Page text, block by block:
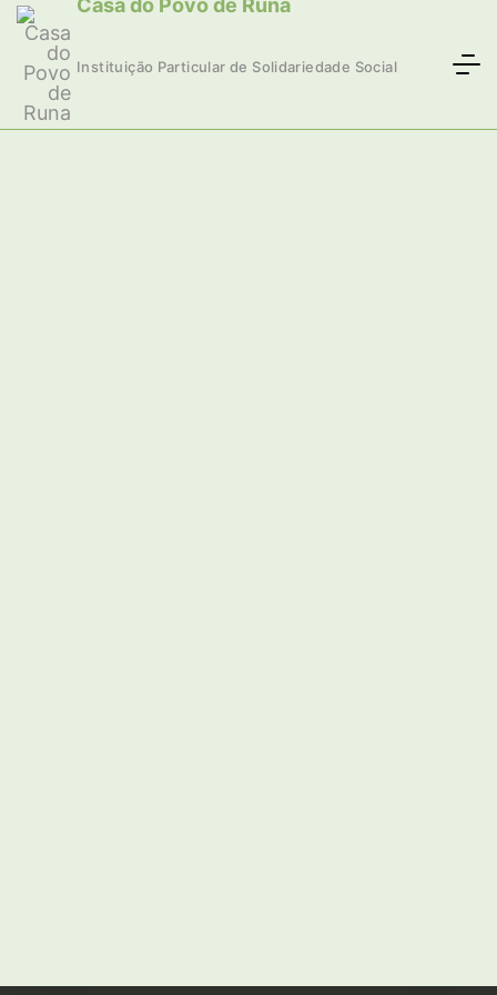
Instituição Particular de Solidariedade Social
Casa do Povo de Runa